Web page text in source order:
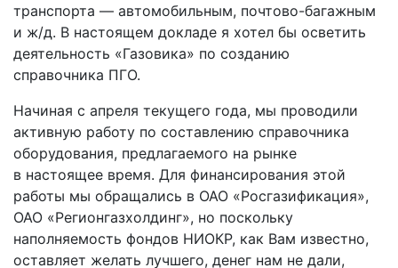
транспорта — автомобильным, почтово-багажным
и ж/д. В настоящем докладе я хотел бы осветить
деятельность «Газовика» по созданию
справочника ПГО.
Начиная с апреля текущего года, мы проводили
активную работу по составлению справочника
оборудования, предлагаемого на рынке
в настоящее время. Для финансирования этой
работы мы обращались в ОАО «Росгазификация»,
ОАО «Регионгазхолдинг», но поскольку
наполняемость фондов НИОКР, как Вам известно,
оставляет желать лучшего, денег нам не дали,